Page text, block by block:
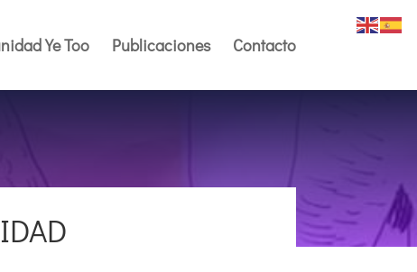
Ye Too Publicaciones Contacto